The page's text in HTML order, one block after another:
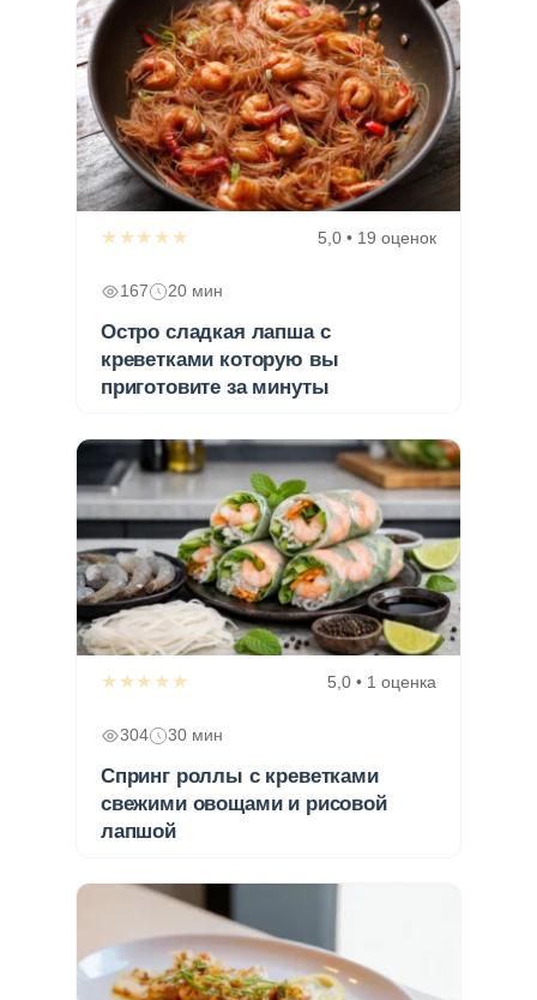
★★★★★ 5,0 • 19 оценок
167 20 мин
Остро сладкая лапша с
креветками которую вы
приготовите за минуты
★★★★★ 5,0 • 1 оценка
304 30 мин
Спринг роллы с креветками
свежими овощами и рисовой
лапшой